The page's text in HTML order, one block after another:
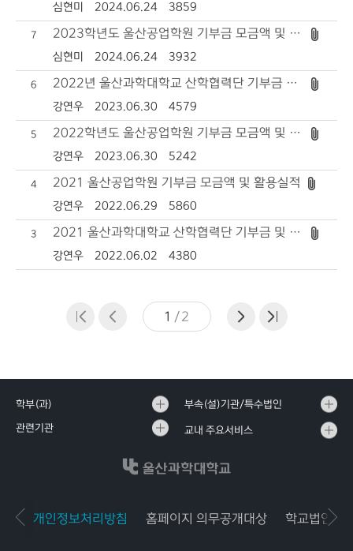
심현미 2024.06.24 3859
7 2023학년도 울산공업학원 기부금 모금액 및 활용실적
심현미 2024.06.24 3932
6 2022년 울산과학대학교 산학협력단 기부금 및 활용실적
강연우 2023.06.30 4579
5 2022학년도 울산공업학원 기부금 모금액 및 활용실적
강연우 2023.06.30 5242
4 2021 울산공업학원 기부금 모금액 및 활용실적
강연우 2022.06.29 5860
3 2021 울산과학대학교 산학협력단 기부금 및 활용실적
강연우 2022.06.02 4380
1 /2
개인정보처리방침 홈페이지 의무공개대상 학교법인공
학부(과) 부속(설)기관/특수법인
관련기관 교내 주요서비스